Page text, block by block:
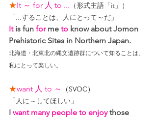
★It ～ for 人 to ... （形式主語「it」）
「...することは、人にとって～だ」
It is fun for me to know about Jomon
Prehistoric Sites in Northern Japan.
北海道・北東北の縄文遺跡群について知ることは、
私にとって楽しい。
★want 人 to ～
（SVOC）
「人に～してほしい」
I want many people to enjoy those